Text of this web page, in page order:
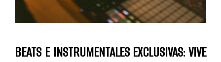
BEATS E INSTRUMENTALES EXCLUSIVAS: VIVE